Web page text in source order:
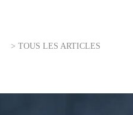
> TOUS LES ARTICLES